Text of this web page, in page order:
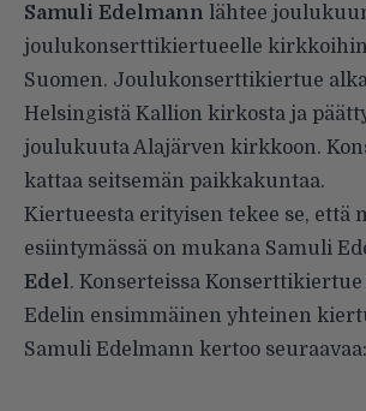
Samuli Edelmann lähtee
joulukonserttikiertueelle
Suomen. Joulukonserttikiertue
Helsingistä Kallion kirkosta ja
joulukuuta Alajärven kirkkoon.
kattaa seitsemän paikkakuntaa.
Kiertueesta erityisen tekee se, että
esiintymässä on mukana Samuli
Edel. Konserteissa
Edelin ensimmäinen yhteinen
Samuli Edelmann kertoo seuraavaa: